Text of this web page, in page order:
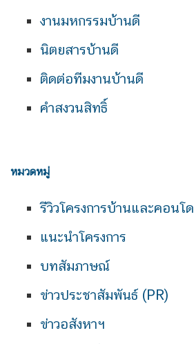
งานมหกรรมบ้านดี
นิตยสารบ้านดี
ติดต่อทีมงานบ้านดี
คำสงวนสิทธิ์
หมวดหมู่
รีวิวโครงการบ้านและคอนโด
แนะนำโครงการ
บทสัมภาษณ์
ข่าวประชาสัมพันธ์ (PR)
ข่าวอสังหาฯ